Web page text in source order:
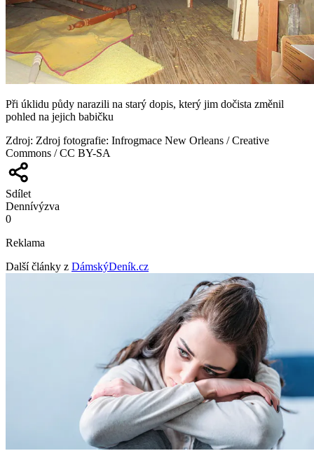
Při úklidu půdy narazili na starý dopis, který jim dočista změnil
pohled na jejich babičku
Zdroj: Zdroj fotografie: Infrogmace New Orleans / Creative
Commons / CC BY-SA
Sdílet
Dennívýzva
0
Reklama
Další články z DámskýDeník.cz